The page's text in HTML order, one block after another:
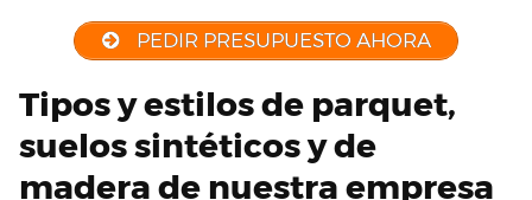
PEDIR PRESUPUESTO AHORA
Tipos y estilos de parquet,
suelos sintéticos y de
madera de nuestra empresa